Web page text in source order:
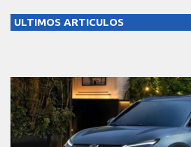
ULTIMOS ARTICULOS